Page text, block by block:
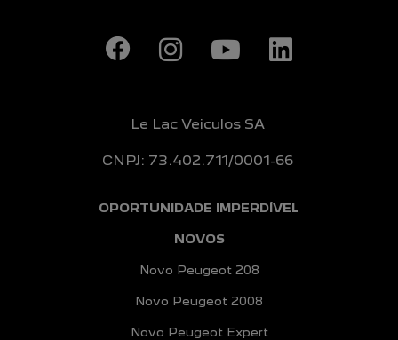
Le Lac Veiculos SA
CNPJ: 73.402.711/0001-66
OPORTUNIDADE IMPERDÍVEL
NOVOS
Novo Peugeot 208
Novo Peugeot 2008
Novo Peugeot Expert